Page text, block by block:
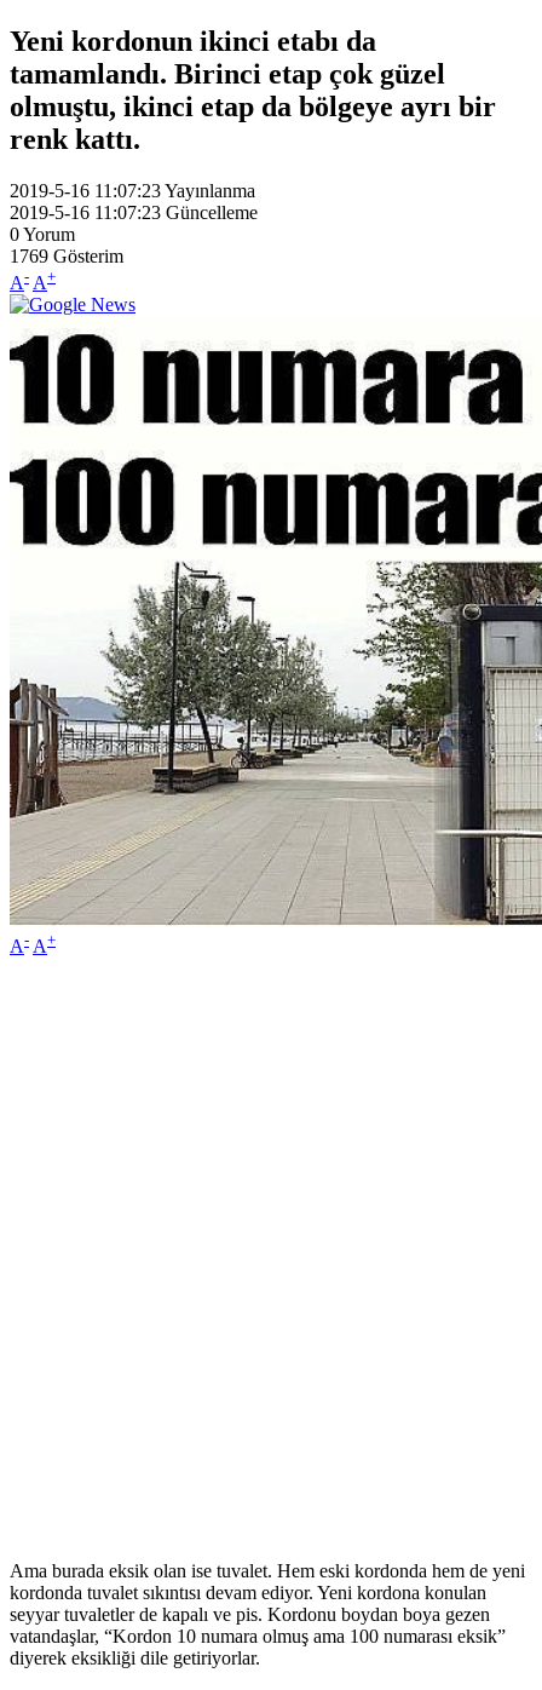
Yeni kordonun ikinci etabı da
tamamlandı. Birinci etap çok güzel
olmuştu, ikinci etap da bölgeye ayrı bir
renk kattı.
2019-5-16 11:07:23Yayınlanma
2019-5-16 11:07:23 Güncelleme
0Yorum
1769 Gösterim
A- A+
A- A+
Ama burada eksik olan ise tuvalet. Hem eski kordonda hem de yeni
kordonda tuvalet sıkıntısı devam ediyor. Yeni kordona konulan
seyyar tuvaletler de kapalı ve pis. Kordonu boydan boya gezen
vatandaşlar, “Kordon 10 numara olmuş ama 100 numarası eksik”
diyerek eksikliği dile getiriyorlar.